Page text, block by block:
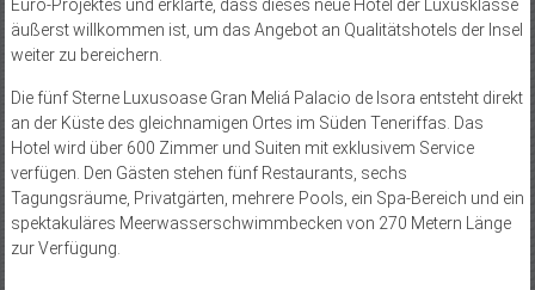
Euro-Projektes und erklärte, dass dieses neue Hotel der Luxusklasse
äußerst willkommen ist, um das Angebot an Qualitätshotels der Insel
weiter zu bereichern.
Die fünf Sterne Luxusoase Gran Meliá Palacio de Isora entsteht direkt
an der Küste des gleichnamigen Ortes im Süden Teneriffas. Das
Hotel wird über 600 Zimmer und Suiten mit exklusivem Service
verfügen. Den Gästen stehen fünf Restaurants, sechs
Tagungsräume, Privatgärten, mehrere Pools, ein Spa-Bereich und ein
spektakuläres Meerwasserschwimmbecken von 270 Metern Länge
zur Verfügung.